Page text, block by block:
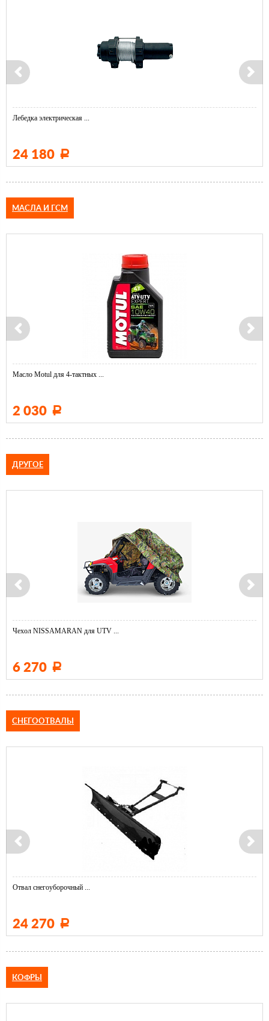
Лебедка электрическая ...
24 180 Р
МАСЛА И ГСМ
Масло Motul для 4-тактных ...
2 030 Р
ДРУГОЕ
Чехол NISSAMARAN для UTV ...
6 270 Р
СНЕГООТВАЛЫ
Отвал снегоуборочный ...
24 270 Р
КОФРЫ